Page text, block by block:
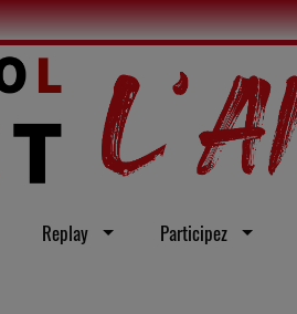
Replay Participez